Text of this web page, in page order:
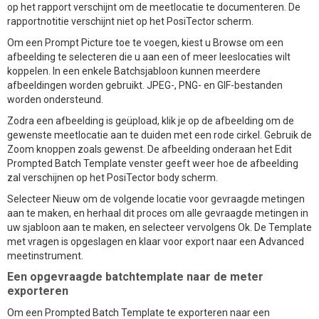
op het rapport verschijnt om de meetlocatie te documenteren. De
rapportnotitie verschijnt niet op het PosiTector scherm.
Om een Prompt Picture toe te voegen, kiest u Browse om een
afbeelding te selecteren die u aan een of meer leeslocaties wilt
koppelen. In een enkele Batchsjabloon kunnen meerdere
afbeeldingen worden gebruikt. JPEG-, PNG- en GIF-bestanden
worden ondersteund.
Zodra een afbeelding is geüpload, klik je op de afbeelding om de
gewenste meetlocatie aan te duiden met een rode cirkel. Gebruik de
Zoom knoppen zoals gewenst. De afbeelding onderaan het Edit
Prompted Batch Template venster geeft weer hoe de afbeelding
zal verschijnen op het PosiTector body scherm.
Selecteer Nieuw om de volgende locatie voor gevraagde metingen
aan te maken, en herhaal dit proces om alle gevraagde metingen in
uw sjabloon aan te maken, en selecteer vervolgens Ok. De Template
met vragen is opgeslagen en klaar voor export naar een Advanced
meetinstrument.
Een opgevraagde batchtemplate naar de meter
exporteren
Om een Prompted Batch Template te exporteren naar een